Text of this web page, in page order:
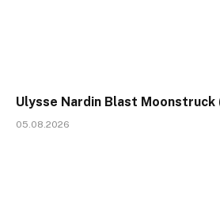
Ulysse Nardin Blast Moonstruck
05.08.2026